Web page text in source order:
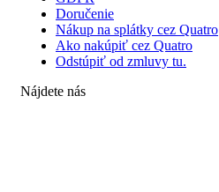
Doručenie
Nákup na splátky cez Quatro
Ako nakúpiť cez Quatro
Odstúpiť od zmluvy tu.
Nájdete nás